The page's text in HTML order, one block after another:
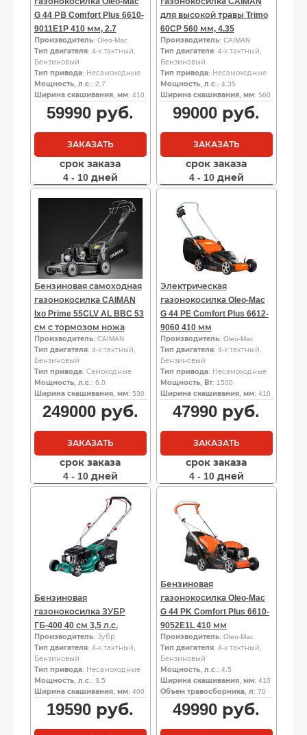
G 44 РВ Comfort Plus 6610-
9011E1P 410 мм, 2.7
Производитель: Oleo-Mac
Тип двигателя: 4-х тактный,
Бензиновый
Тип привода: Несамоходные
Мощность, л.с. : 2.7
Ширина скашивания, мм: 410
59990 руб.
ЗАКАЗАТЬ
срок заказа
4 - 10 дней
для высокой травы Trimo
60CP 560 мм, 4.35
Производитель: CAIMAN
Тип двигателя: 4-х тактный,
Бензиновый
Тип привода: Несамоходные
Мощность, л.с. : 4.35
Ширина скашивания, мм: 560
99000 руб.
ЗАКАЗАТЬ
срок заказа
4 - 10 дней
Бензиновая самоходная
газонокосилка CAIMAN
Ixo Prime 55CLV AL BBC 53
см с тормозом ножа
Производитель: CAIMAN
Тип двигателя: 4-х тактный,
Бензиновый
Тип привода: Самоходные
Мощность, л.с. : 6.0
Ширина скашивания, мм: 530
249000руб.
ЗАКАЗАТЬ
срок заказа
4 - 10 дней
Электрическая
газонокосилка Oleo-Mac
G 44 PE Comfort Plus 6612-
9060 410 мм
Производитель: Oleo-Mac
Тип двигателя: 4-х тактный,
Бензиновый
Тип привода: Несамоходные
Мощность, Вт: 1500
Ширина скашивания, мм: 410
47990 руб.
ЗАКАЗАТЬ
срок заказа
4 - 10 дней
Бензиновая
газонокосилка ЗУБР
ГБ-400 40 см 3,5 л.с.
Производитель: Зубр
Тип двигателя: 4-х тактный,
Бензиновый
Тип привода: Несамоходные
Мощность, л.с.: 3.5
Ширина скашивания, мм: 400
19590 руб.
Бензиновая
газонокосилка Oleo-Mac
G 44 PK Comfort Plus 6610-
9052E1L 410 мм
Производитель: Oleo-Mac
Тип двигателя: 4-х тактный,
Бензиновый
Мощность, л.с.: 4.5
Ширина скашивания, мм: 410
Объем травосборника, л: 70
49990 руб.